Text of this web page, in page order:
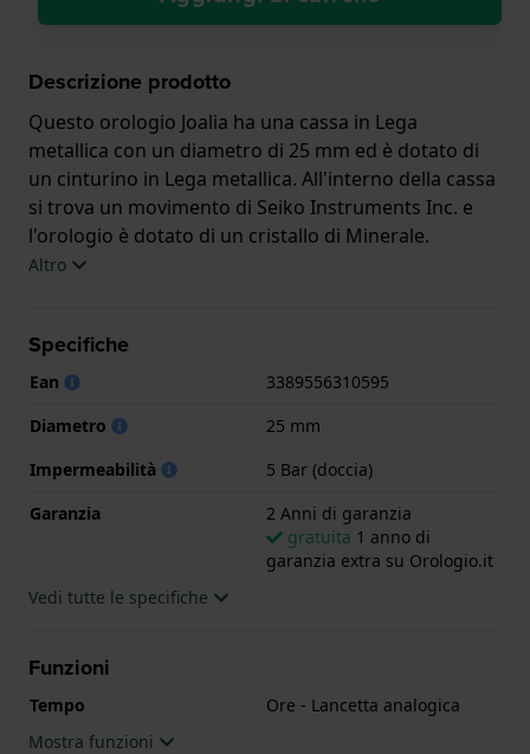
Descrizione prodotto
Questo orologio Joalia ha una cassa in Lega
metallica con un diametro di 25 mm ed è dotato di
un cinturino in Lega metallica. All'interno della cassa
si trova un movimento di Seiko Instruments Inc. e
l'orologio è dotato di un cristallo di Minerale.
fornito con 2 Anni di garanzia.
Altro
Specifiche
Ean
3389556310595
Diametro
25 mm
Impermeabilità
5 Bar (doccia)
Garanzia
2 Anni di garanzia
gratuita 1 anno di
garanzia extra su Orologio.it
Vedi tutte le specifiche
Funzioni
Tempo
Ore - Lancetta analogica
Mostra funzioni